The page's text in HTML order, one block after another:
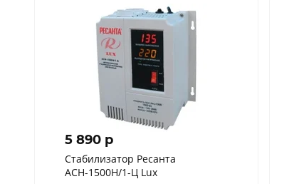
5 890 p
Стабилизатор Ресанта
АСН-1500Н/1-Ц Lux